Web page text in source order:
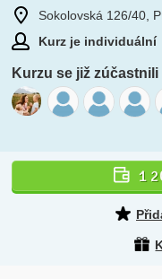
Sokolovská 126/40,
Kurz je individuální
Kurzu se již zúčastnili
1